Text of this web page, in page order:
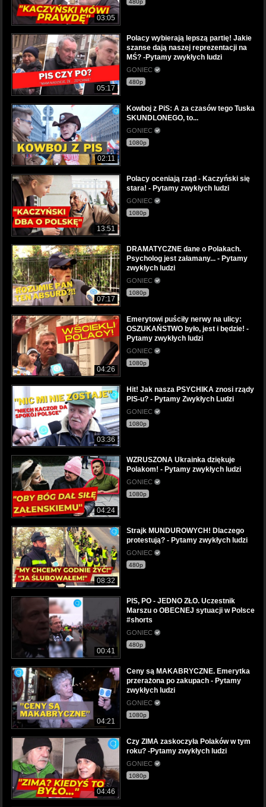
03:05
480p
05:17
Polacy wybierają lepszą partię! Jakie
szanse dają naszej reprezentacji na
MŚ? -Pytamy zwykłych ludzi
GONIEC
480p
02:11
Kowboj z PiS: A za czasów tego Tuska
SKUNDLONEGO, to...
GONIEC
1080p
13:51
Polacy oceniają rząd - Kaczyński się
stara! - Pytamy zwykłych ludzi
GONIEC
1080p
07:17
DRAMATYCZNE dane o Polakach.
Psycholog jest załamany... - Pytamy
zwykłych ludzi
GONIEC
1080p
04:26
Emerytowi puściły nerwy na ulicy:
OSZUKAŃSTWO było, jest i będzie! -
Pytamy zwykłych ludzi
GONIEC
1080p
03:36
Hit! Jak nasza PSYCHIKA znosi rządy
PIS-u? - Pytamy Zwykłych Ludzi
GONIEC
1080p
04:24
WZRUSZONA Ukrainka dziękuje
Polakom! - Pytamy zwykłych ludzi
GONIEC
1080p
08:32
Strajk MUNDUROWYCH! Dlaczego
protestują? - Pytamy zwykłych ludzi
GONIEC
480p
00:41
PIS, PO - JEDNO ZŁO. Uczestnik
Marszu o OBECNEJ sytuacji w Polsce
#shorts
GONIEC
480p
04:21
Ceny są MAKABRYCZNE. Emerytka
przerażona po zakupach - Pytamy
zwykłych ludzi
GONIEC
1080p
04:46
Czy ZIMA zaskoczyła Polaków w tym
roku? -Pytamy zwykłych ludzi
GONIEC
1080p